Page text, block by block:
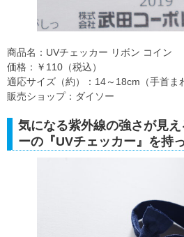
商品名：UVチェッカー リボン コイン
価格：￥110（税込）
適応サイズ（約）：14～18cm（手首ま
販売ショップ：ダイソー
気になる紫外線の強さが見
ーの『UVチェッカー』を持